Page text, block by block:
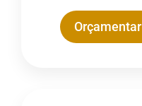
Orçamentar